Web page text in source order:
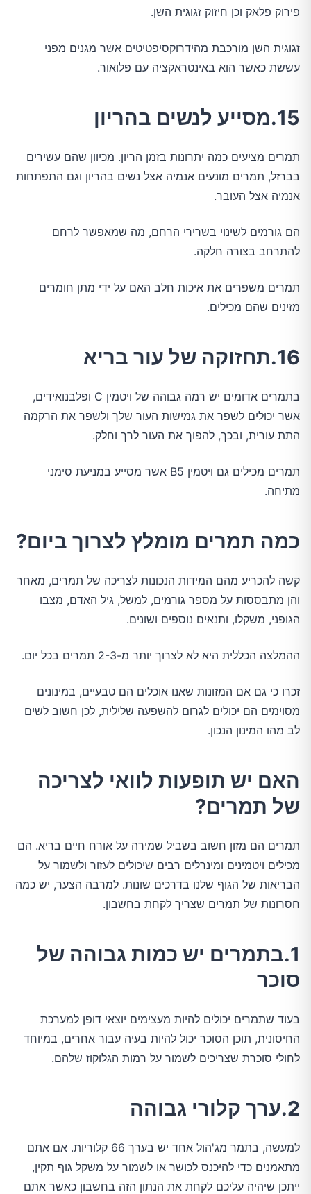
פירוק פלאק וכן חיזוק זגוגית השן.
זגוגית השן מורכבת מהידרוקסיפטיטים אשר מגנים מפני
עששת כאשר הוא באינטראקציה עם פלואור.
15.מסייע לנשים בהריון
תמרים מציעים כמה יתרונות בזמן הריון. מכיוון שהם עשירים
בברזל, תמרים מונעים אנמיה אצל נשים בהריון וגם התפתחות
אנמיה אצל העובר.
הם גורמים לשינוי בשרירי הרחם, מה שמאפשר לרחם
להתרחב בצורה חלקה.
תמרים משפרים את איכות חלב האם על ידי מתן חומרים
מזינים שהם מכילים.
16.תחזוקה של עור בריא
בתמרים אדומים יש רמה גבוהה של ויטמין C ופלבנואידים,
אשר יכולים לשפר את גמישות העור שלך ולשפר את הרקמה
התת עורית, ובכך, להפוך את העור לרך וחלק.
תמרים מכילים גם ויטמין B5 אשר מסייע במניעת סימני
מתיחה.
כמה תמרים מומלץ לצרוך ביום?
קשה להכריע מהם המידות הנכונות לצריכה של תמרים, מאחר
והן מתבססות על מספר גורמים, למשל, גיל האדם, מצבו
הגופני, משקלו, ותנאים נוספים ושונים.
ההמלצה הכללית היא לא לצרוך יותר מ-2-3 תמרים בכל יום.
זכרו כי גם אם המזונות שאנו אוכלים הם טבעיים, במינונים
מסוימים הם יכולים לגרום להשפעה שלילית, לכן חשוב לשים
לב מהו המינון הנכון.
האם יש תופעות לוואי לצריכה
של תמרים?
תמרים הם מזון חשוב בשביל שמירה על אורח חיים בריא. הם
מכילים ויטמינים ומינרלים רבים שיכולים לעזור ולשמור על
הבריאות של הגוף שלנו בדרכים שונות. למרבה הצער, יש כמה
חסרונות של תמרים שצריך לקחת בחשבון.
1.בתמרים יש כמות גבוהה של
סוכר
בעוד שתמרים יכולים להיות מעצימים יוצאי דופן למערכת
החיסונית, תוכן הסוכר יכול להיות בעיה עבור אחרים, במיוחד
לחולי סוכרת שצריכים לשמור על רמות הגלוקוז שלהם.
2.ערך קלורי גבוהה
למעשה, בתמר מג'הול אחד יש בערך 66 קלוריות. אם אתם
מתאמנים כדי להיכנס לכושר או לשמור על משקל גוף תקין,
ייתכן שיהיה עליכם לקחת את הנתון הזה בחשבון כאשר אתם